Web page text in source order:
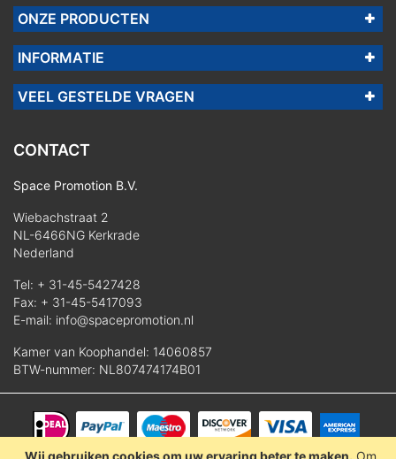
Wij gebruiken cookies om uw ervaring beter te maken. Om
ONZE PRODUCTEN
INFORMATIE
VEEL GESTELDE VRAGEN
CONTACT
Space Promotion B.V.
Wiebachstraat 2
NL-6466NG Kerkrade
Nederland
Tel: + 31-45-5427428
Fax: + 31-45-5417093
E-mail: info@spacepromotion.nl
Kamer van Koophandel: 14060857
BTW-nummer: NL807474174B01